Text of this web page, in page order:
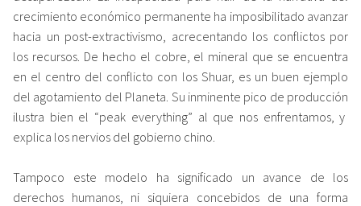
crecimiento económico permanente ha imposibilitado avanzar
hacia un post-extractivismo, acrecentando los conflictos por
los recursos. De hecho el cobre, el mineral que se encuentra
en el centro del conflicto con los Shuar, es un buen ejemplo
del agotamiento del Planeta. Su inminente pico de producción
ilustra bien el “peak everything” al que nos enfrentamos, y
explica los nervios del gobierno chino.
Tampoco este modelo ha significado un avance de los
derechos humanos, ni siquiera concebidos de una forma